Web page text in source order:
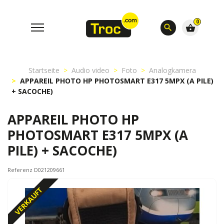
search
0
shopping_basket
Startseite Audio video Foto
Analogkamera
APPAREIL PHOTO HP PHOTOSMART E317 5MPX (A PILE)
+ SACOCHE)
APPAREIL PHOTO HP
PHOTOSMART E317 5MPX (A
PILE) + SACOCHE)
Referenz D021209661
VERKAUFT